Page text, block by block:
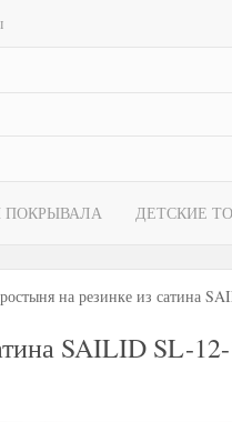
ДЕТСКИЕ
на резинке из сатина
SAILID SL-